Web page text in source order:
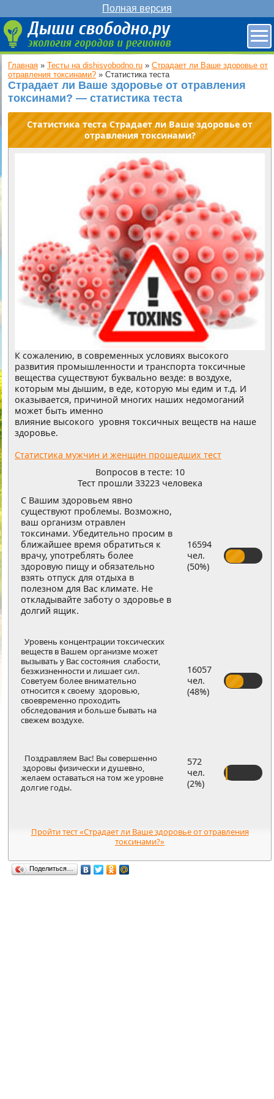
Полная версия
Главная » Тесты на dishisvobodno.ru » Страдает ли Ваше здоровье от
отравления токсинами? » Статистика теста
Страдает ли Ваше здоровье от отравления
токсинами? — статистика теста
Статистика теста Страдает ли Ваше здоровье от
отравления токсинами?
К сожалению, в современных условиях высокого
развития промышленности и транспорта токсичные
вещества существуют буквально везде: в воздухе,
которым мы дышим, в еде, которую мы едим и т.д. И
оказывается, причиной многих наших недомоганий
может быть именно
влияние высокого уровня токсичных веществ на наше
здоровье.
Статистика мужчин и женщин прошедших тест
Вопросов в тесте: 10
Тест прошли 33223 человека
С Вашим здоровьем явно
существуют проблемы. Возможно,
ваш организм отравлен
токсинами. Убедительно просим в
ближайшее время обратиться к
врачу, употреблять более
здоровую пищу и обязательно
взять отпуск для отдыха в
полезном для Вас климате. Не
откладывайте заботу о здоровье в
долгий ящик.
16594
чел.
(50%)
Уровень концентрации токсических
веществ в Вашем организме может
вызывать у Вас состояния слабости,
безжизненности и лишает сил.
Советуем более внимательно
относится к своему здоровью,
своевременно проходить
обследования и больше бывать на
свежем воздухе.
16057
чел.
(48%)
Поздравляем Вас! Вы совершенно
здоровы физически и душевно,
желаем оставаться на том же уровне
долгие годы.
572
чел.
(2%)
Пройти тест «Страдает ли Ваше здоровье от отравления
токсинами?»
Поделиться…